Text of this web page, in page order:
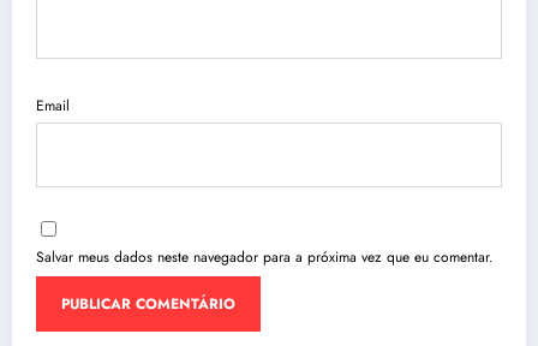
Email
Salvar meus dados neste navegador para a próxima vez que eu comentar.